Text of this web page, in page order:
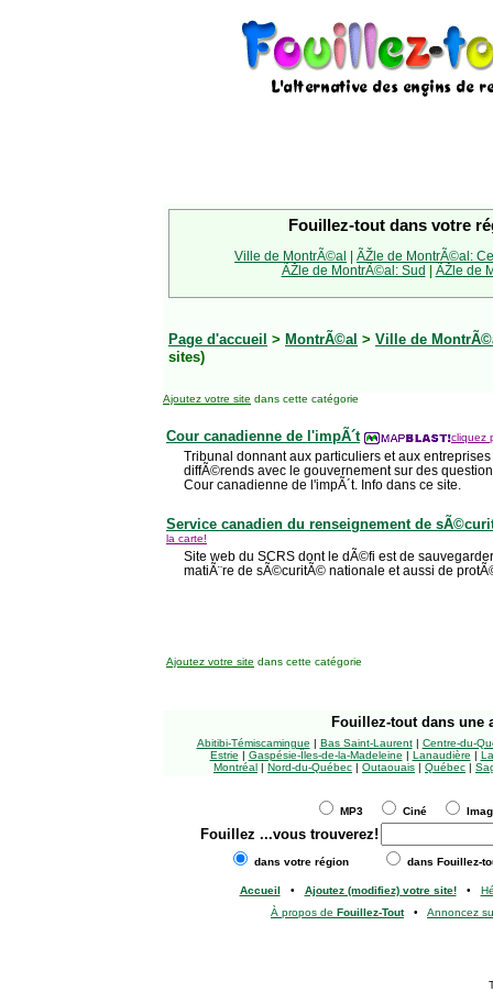
Fouillez-tout dans votre
Ville de MontrÃ©al | ÃŽle de MontrÃ©al:
ÃŽle de MontrÃ©al: Sud | ÃŽle de
Page d'accueil > MontrÃ©al > Ville de
sites)
Ajoutez votre site dans cette catégorie
Cour canadienne de l'impÃ´t cliquez
Tribunal donnant aux particuliers et aux
diffÃ©rends avec le gouvernement sur des
Cour canadienne de l'impÃ´t. Info dans ce site.
Service canadien du renseignement de
la carte!
Site web du SCRS dont le dÃ©fi est de
matiÃ¨re de sÃ©curitÃ© nationale et aussi de
Ajoutez votre site dans cette catégorie
Fouillez-tout dans une
Abitibi-Témiscamingue | Bas Saint-Laurent| Centre-du-
Estrie | Gaspésie-Îles-de-la-Madeleine | Lanaudière |
Montréal | Nord-du-Québec | Outaouais | Québec |
MP3 Ciné
Fouillez ...vous trouverez!
dans votre région dans Fouillez-
Accueil • Ajoutez (modifiez) votre site!•
À propos de Fouillez-Tout• Annoncez